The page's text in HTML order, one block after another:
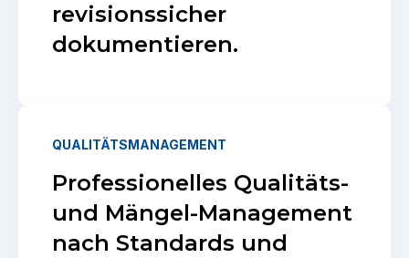
revisionssicher
dokumentieren.
QUALITÄTSMANAGEMENT
Professionelles Qualitäts-
und Mängel-Management
nach Standards und